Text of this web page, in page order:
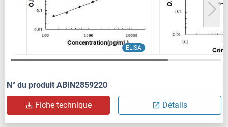
ELISA
N° du produit ABIN2859220
Fiche technique Détails